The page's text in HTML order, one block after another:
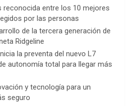
reconocida entre los 10 mejores
por las personas
de la tercera generación de
Ridgeline
la preventa del nuevo L7
autonomía total para llegar más
y tecnología para un
seguro